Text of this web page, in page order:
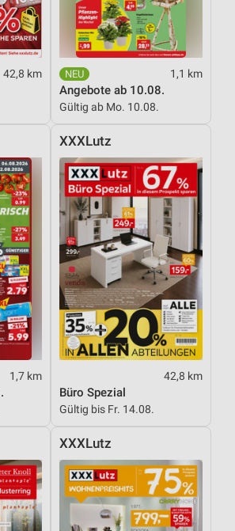
42,8 km 1,1 km
Angebote ab 10.08.
Gültig ab Mo. 10.08.
1,7 km
XXXLutz
42,8 km
Büro Spezial
Gültig bis Fr. 14.08.
XXXLutz